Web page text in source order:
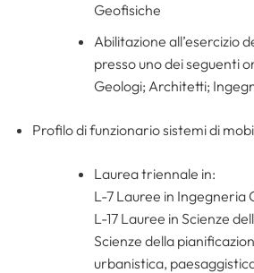
Geofisiche
Abilitazione all’esercizio
presso uno dei seguenti
Geologi; Architetti;
Profilo di funzionario sistemi di
Laurea triennale in:
L-7 Lauree in Ingegneria
L-17 Lauree in Scienze
Scienze della
urbanistica,